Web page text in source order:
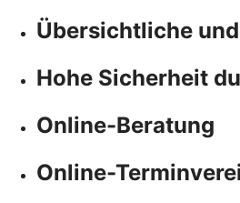
Übersichtliche
Hohe Sicherheit
Online-Beratung
Online-